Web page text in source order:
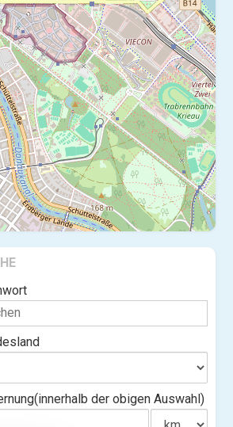
der obigen Auswahl)